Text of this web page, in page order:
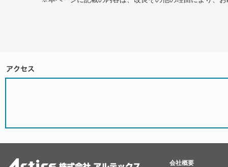
会社概要